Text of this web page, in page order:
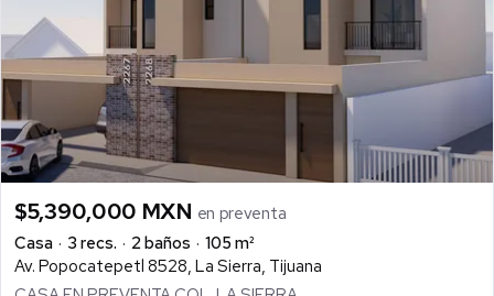
$5,390,000 MXN en preventa
Casa
3 recs. 2 baños
105 m²
Av. Popocatepetl 8528, La Sierra, Tijuana